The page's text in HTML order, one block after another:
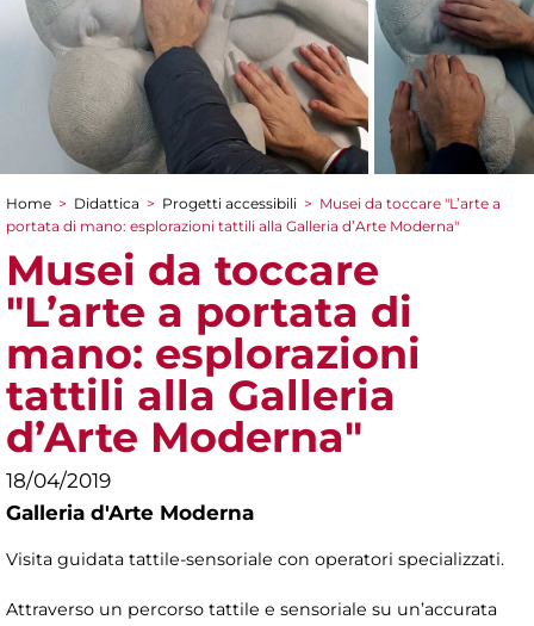
Tu sei qui
Home > Didattica > Progetti accessibili > Musei da toccare "L’arte a
portata di mano: esplorazioni tattili alla Galleria d’Arte Moderna"
Musei da toccare
"L’arte a portata di
mano: esplorazioni
tattili alla Galleria
d’Arte Moderna"
18/04/2019
Galleria d'Arte Moderna
Visita guidata tattile-sensoriale con operatori specializzati.
Attraverso un percorso tattile e sensoriale su un’accurata